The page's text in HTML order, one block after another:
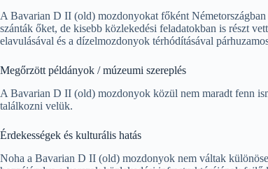
A Bavarian D II (old) mozdonyokat főként
szánták őket, de kisebb közlekedési feladatokban is részt
elavulásával és a dízelmozdonyok térhódításával
Megőrzött példányok / múzeumi szereplés
A Bavarian D II (old) mozdonyok közül nem maradt fenn
találkozni velük.
Érdekességek és kulturális hatás
Noha a Bavarian D II (old) mozdonyok nem váltak